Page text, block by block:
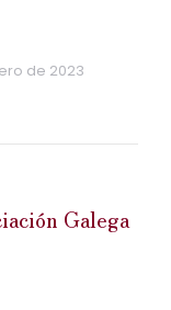
de 2023
Galega